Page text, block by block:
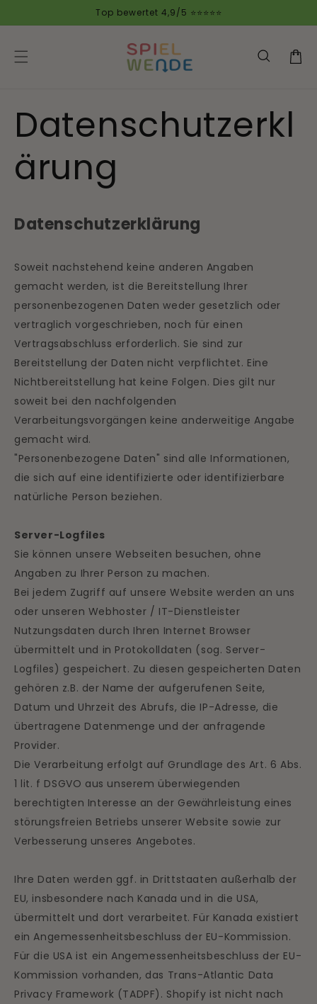
Inhalt
Top bewertet 4,9/5 ⭐⭐⭐⭐⭐
Datenschutzerkl
ärung
Datenschutzerklärung
Soweit nachstehend keine anderen Angaben
gemacht werden, ist die Bereitstellung Ihrer
personenbezogenen Daten weder gesetzlich oder
vertraglich vorgeschrieben, noch für einen
Vertragsabschluss erforderlich. Sie sind zur
Bereitstellung der Daten nicht verpflichtet. Eine
Nichtbereitstellung hat keine Folgen. Dies gilt nur
soweit bei den nachfolgenden
Verarbeitungsvorgängen keine anderweitige Angabe
gemacht wird.
"Personenbezogene Daten" sind alle Informationen,
die sich auf eine identifizierte oder identifizierbare
natürliche Person beziehen.
Server-Logfiles
Sie können unsere Webseiten besuchen, ohne
Angaben zu Ihrer Person zu machen.
Bei jedem Zugriff auf unsere Website werden an uns
oder unseren Webhoster / IT-Dienstleister
Nutzungsdaten durch Ihren Internet Browser
übermittelt und in Protokolldaten (sog. Server-
Logfiles) gespeichert. Zu diesen gespeicherten Daten
gehören z.B. der Name der aufgerufenen Seite,
Datum und Uhrzeit des Abrufs, die IP-Adresse, die
übertragene Datenmenge und der anfragende
Provider.
Die Verarbeitung erfolgt auf Grundlage des Art. 6 Abs.
1 lit. f DSGVO aus unserem überwiegenden
berechtigten Interesse an der Gewährleistung eines
störungsfreien Betriebs unserer Website sowie zur
Verbesserung unseres Angebotes.
Ihre Daten werden ggf. in Drittstaaten außerhalb der
EU, insbesondere nach Kanada und in die USA,
übermittelt und dort verarbeitet. Für Kanada existiert
ein Angemessenheitsbeschluss der EU-Kommission.
Für die USA ist ein Angemessenheitsbeschluss der EU-
Kommission vorhanden, das Trans-Atlantic Data
Privacy Framework (TADPF). Shopify ist nicht nach